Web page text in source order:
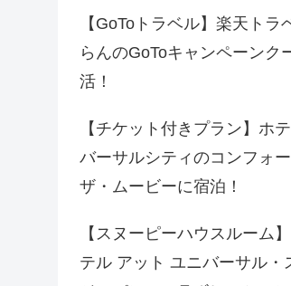
【GoToトラベル】楽天トラ
らんのGoToキャンペーンク
活！
【チケット付きプラン】ホ
バーサルシティのコンフォ
ザ・ムービーに宿泊！
【スヌーピーハウスルーム
テル アット ユニバーサル・